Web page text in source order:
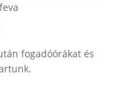
fogadóórákat és